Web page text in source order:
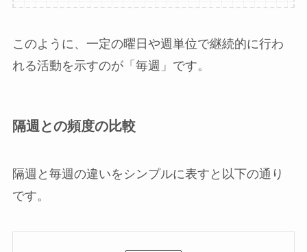
このように、一定の曜日や週単位で継続的に行わ
れる活動を示すのが「毎週」です。
隔週との頻度の比較
隔週と毎週の違いをシンプルに表すと以下の通り
です。